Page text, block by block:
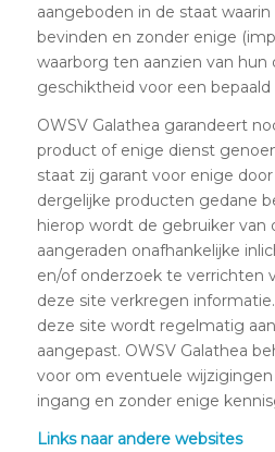
aangeboden in de staat
bevinden en zonder enige
waarborg ten aanzien van hun
geschiktheid voor een bepaald
OWSV Galathea garandeert
product of enige dienst
staat zij garant voor enige
dergelijke producten gedane
hierop wordt de gebruiker van
aangeraden onafhankelijke
en/of onderzoek te verrichten
deze site verkregen
deze site wordt regelmatig
aangepast. OWSV Galathea
voor om eventuele
ingang en zonder enige
Links naar andere websites